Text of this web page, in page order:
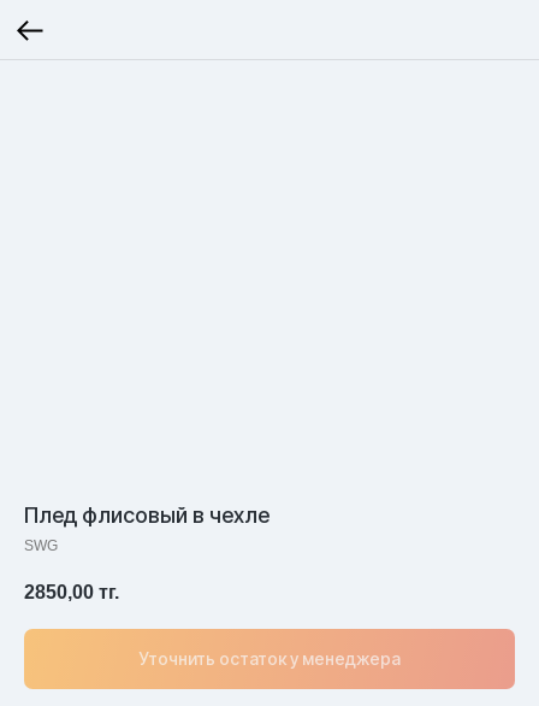
Плед флисовый в чехле
SWG
2850,00 тг.
Уточнить остаток у менеджера